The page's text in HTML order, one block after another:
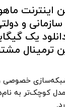
و
ترمینال
شبکه‌سازی